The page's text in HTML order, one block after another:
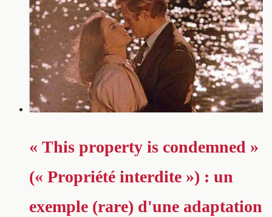
« This property is condemned »
(« Propriété interdite ») : un
exemple (rare) d'une adaptation